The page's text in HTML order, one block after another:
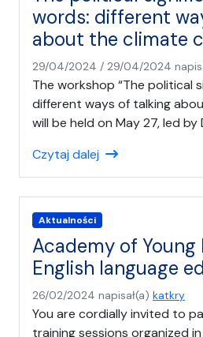
words: different
about the climate
29/04/2024 / 29/04/2024
The workshop “The political
different ways of talking
will be held on May 27, led by
Czytaj dalej
Aktualności
Academy of Young
English language
26/02/2024 napisał(a) katkry
You are cordially invited to
training sessions organized